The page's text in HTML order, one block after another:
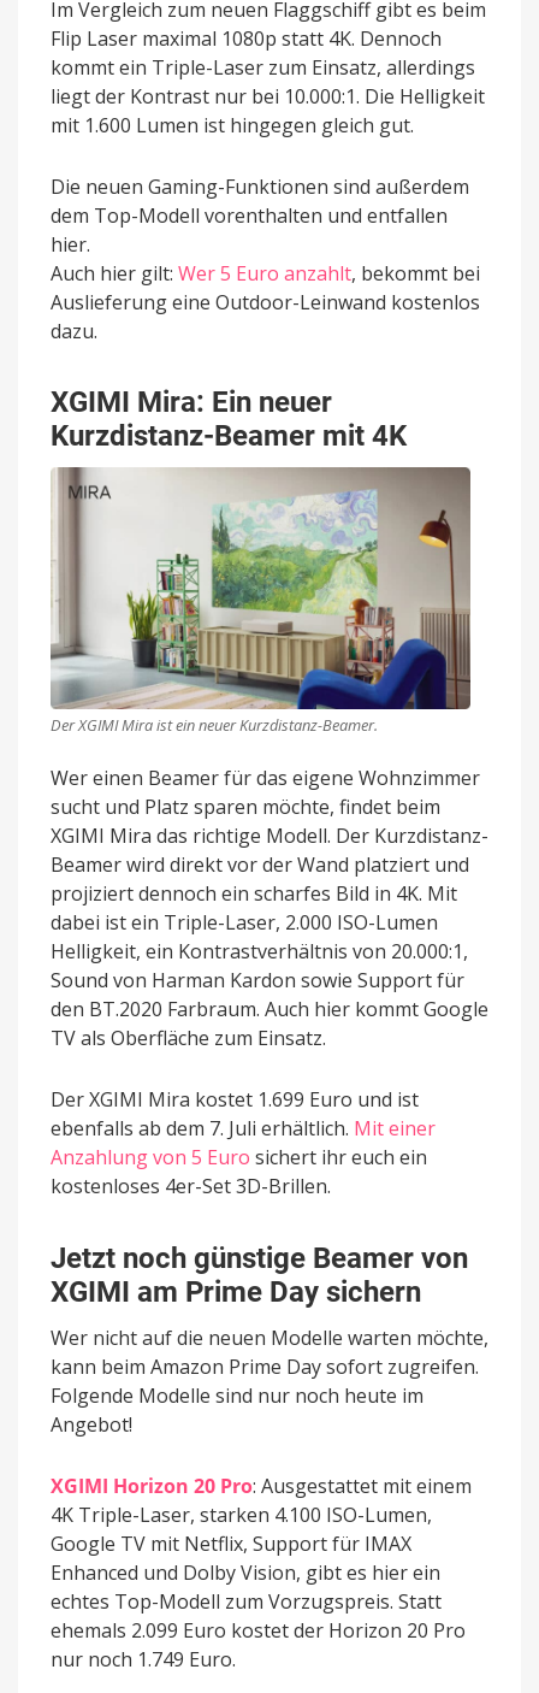
Im Vergleich zum neuen Flaggschiff gibt es beim
Flip Laser maximal 1080p statt 4K. Dennoch
kommt ein Triple-Laser zum Einsatz, allerdings
liegt der Kontrast nur bei 10.000:1. Die Helligkeit
mit 1.600 Lumen ist hingegen gleich gut.
Die neuen Gaming-Funktionen sind außerdem
dem Top-Modell vorenthalten und entfallen
hier.
Auch hier gilt: Wer 5 Euro anzahlt, bekommt bei
Auslieferung eine Outdoor-Leinwand kostenlos
dazu.
XGIMI Mira: Ein neuer
Kurzdistanz-Beamer mit 4K
Der XGIMI Mira ist ein neuer Kurzdistanz-Beamer.
Wer einen Beamer für das eigene Wohnzimmer
sucht und Platz sparen möchte, findet beim
XGIMI Mira das richtige Modell. Der Kurzdistanz-
Beamer wird direkt vor der Wand platziert und
projiziert dennoch ein scharfes Bild in 4K. Mit
dabei ist ein Triple-Laser, 2.000 ISO-Lumen
Helligkeit, ein Kontrastverhältnis von 20.000:1,
Sound von Harman Kardon sowie Support für
den BT.2020 Farbraum. Auch hier kommt Google
TV als Oberfläche zum Einsatz.
Der XGIMI Mira kostet 1.699 Euro und ist
ebenfalls ab dem 7. Juli erhältlich. Mit einer
Anzahlung von 5 Euro sichert ihr euch ein
kostenloses 4er-Set 3D-Brillen.
Jetzt noch günstige Beamer von
XGIMI am Prime Day sichern
Wer nicht auf die neuen Modelle warten möchte,
kann beim Amazon Prime Day sofort zugreifen.
Folgende Modelle sind nur noch heute im
Angebot!
XGIMI Horizon 20 Pro: Ausgestattet mit einem
4K Triple-Laser, starken 4.100 ISO-Lumen,
Google TV mit Netflix, Support für IMAX
Enhanced und Dolby Vision, gibt es hier ein
echtes Top-Modell zum Vorzugspreis. Statt
ehemals 2.099 Euro kostet der Horizon 20 Pro
nur noch 1.749 Euro.